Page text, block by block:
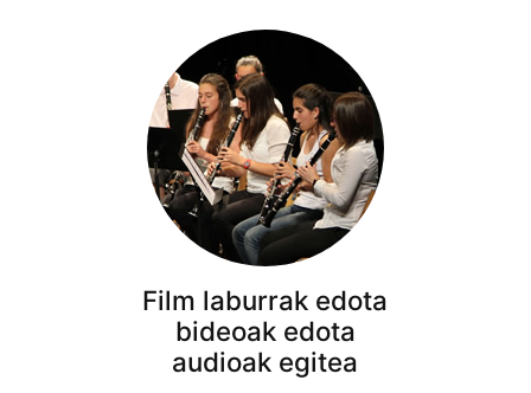
Film laburrak edota
bideoak edota
audioak egitea